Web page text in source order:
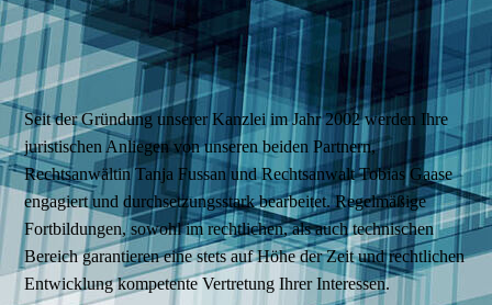
Seit der Gründung unserer Kanzlei im Jahr 2002 werden Ihre
juristischen Anliegen von unseren beiden Partnern,
Rechtsanwältin Tanja Fussan und Rechtsanwalt Tobias Gaase
engagiert und durchsetzungsstark bearbeitet. Regelmäßige
Fortbildungen, sowohl im rechtlichen, als auch technischen
Bereich garantieren eine stets auf Höhe der Zeit und rechtlichen
Entwicklung kompetente Vertretung Ihrer Interessen.